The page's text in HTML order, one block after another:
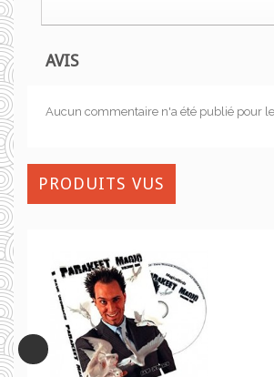
AVIS
Aucun commentaire n'a été publié pour
PRODUITS VUS